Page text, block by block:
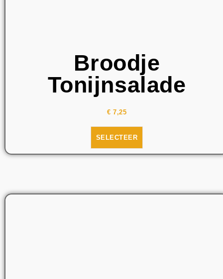
Broodje
Tonijnsalade
€ 7,25
SELECTEER